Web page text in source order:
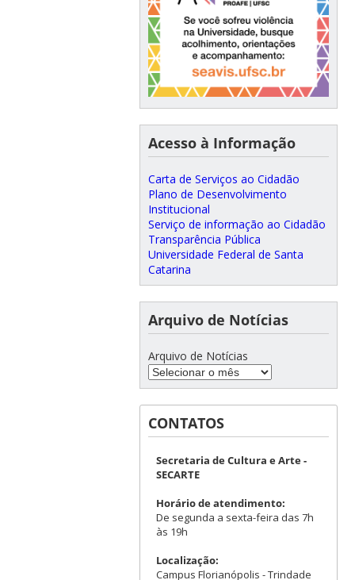
Acesso à Informação
Carta de Serviços ao Cidadão
Plano de Desenvolvimento
Institucional
Serviço de informação ao Cidadão
Transparência Pública
Universidade Federal de Santa
Catarina
Arquivo de Notícias
Arquivo de Notícias
CONTATOS
Secretaria de Cultura e Arte -
SECARTE
Horário de atendimento:
De segunda a sexta-feira das 7h
às 19h
Localização:
Campus Florianópolis - Trindade